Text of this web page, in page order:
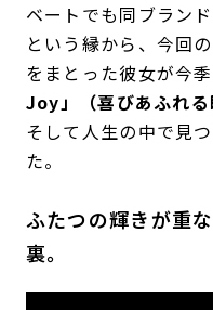
ベートでも同ブラン
という縁から、今回
をまとった彼女が今
Joy」（喜びあふれる
そして人生の中で見
た。
ふたつの輝きが重
裏。